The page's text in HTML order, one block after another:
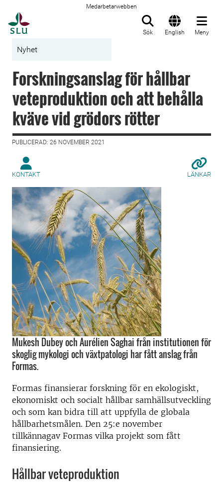
Medarbetarwebben
Sök English Meny
Nyhet
Forskningsanslag för hållbar
veteproduktion och att behålla
kväve vid grödors rötter
PUBLICERAD: 26 NOVEMBER 2021
KONTAKT LÄNKAR
Mukesh Dubey och Aurélien Saghai från institutionen för
skoglig mykologi och växtpatologi har fått anslag från
Formas.
Formas finansierar forskning för en ekologiskt,
ekonomiskt och socialt hållbar samhällsutveckling
och som kan bidra till att uppfylla de globala
hållbarhetsmålen. Den 25:e november
tillkännagav Formas vilka projekt som fått
finansiering.
Hållbar veteproduktion